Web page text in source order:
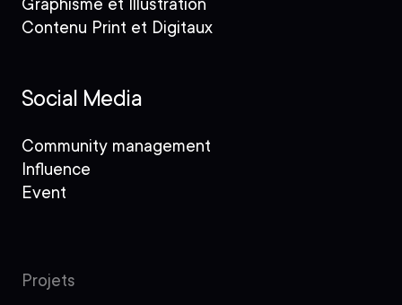
Graphisme et Illustration
Contenu Print et Digitaux
Social Media
Community management
Influence
Event
Projets